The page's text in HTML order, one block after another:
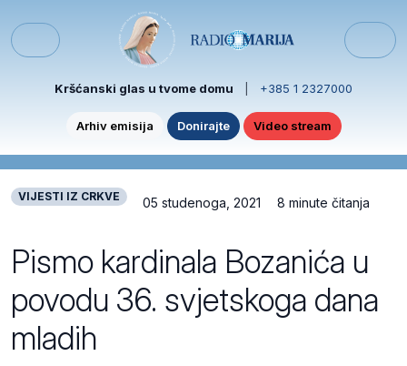
Menu
Kršćanski glas u tvome domu +385 1 2327000
Arhiv emisija Donirajte Video stream
VIJESTI IZ CRKVE 05 studenoga, 2021 8 minute čitanja
Pismo kardinala Bozanića u
povodu 36. svjetskoga dana
mladih